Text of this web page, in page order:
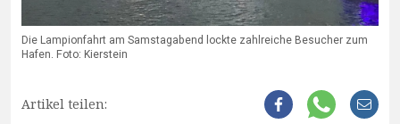
Die Lampionfahrt am Samstagabend lockte zahlreiche Besucher zum
Hafen. Foto: Kierstein
Artikel teilen: